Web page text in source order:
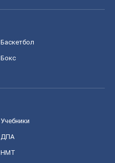
Баскетбол
Бокс
Учебники
ДПА
НМТ